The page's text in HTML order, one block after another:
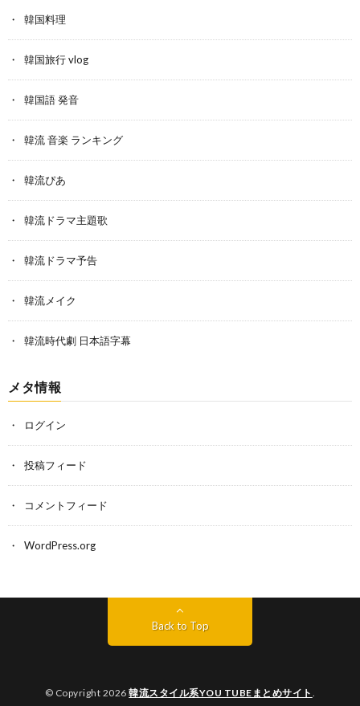
韓国料理
韓国旅行 vlog
韓国語 発音
韓流 音楽 ランキング
韓流ぴあ
韓流ドラマ主題歌
韓流ドラマ予告
韓流メイク
韓流時代劇 日本語字幕
メタ情報
ログイン
投稿フィード
コメントフィード
WordPress.org
Back to Top
© Copyright 2026韓流スタイル系YOU TUBEまとめサイト